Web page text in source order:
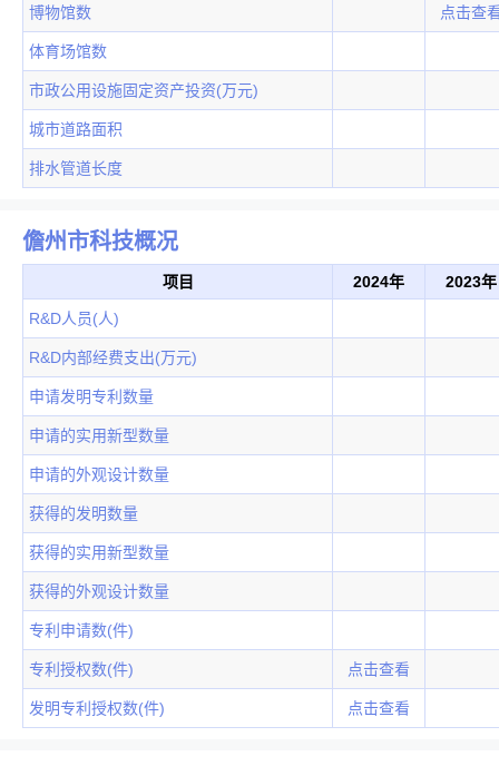
博物馆数 点击查
体育场馆数
市政公用设施固定资产投资(万元)
城市道路面积
排水管道长度
儋州市科技概况
项目 2024年 2023年
R&D人员(人)
R&D内部经费支出(万元)
申请发明专利数量
申请的实用新型数量
申请的外观设计数量
获得的发明数量
获得的实用新型数量
获得的外观设计数量
专利申请数(件)
专利授权数(件) 点击查看
发明专利授权数(件) 点击查看